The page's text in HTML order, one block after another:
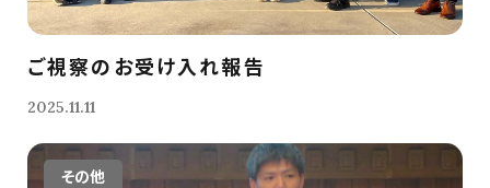
ご視察のお受け入れ報告
2025.11.11
その他